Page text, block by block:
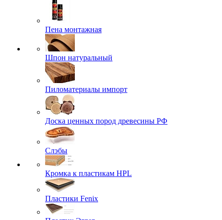
Пена монтажная
Шпон натуральный
Пиломатериалы импорт
Доска ценных пород древесины РФ
Слэбы
Кромка к пластикам HPL
Пластики Fenix